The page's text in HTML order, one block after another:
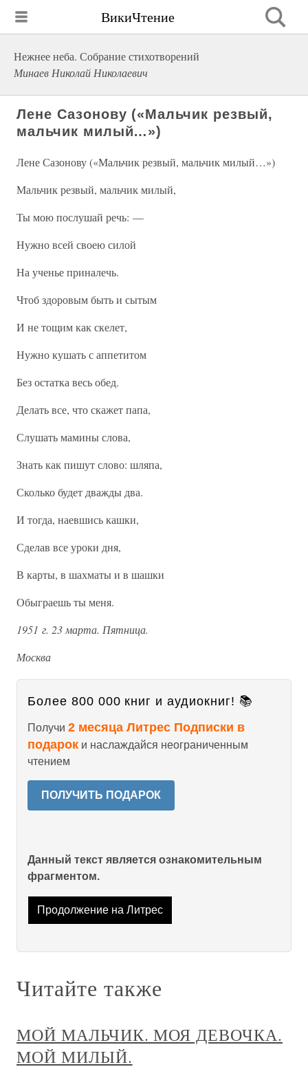
ВикиЧтение
Нежнее неба. Собрание стихотворений
Минаев Николай Николаевич
Лене Сазонову («Мальчик резвый,
мальчик милый…»)
Лене Сазонову («Мальчик резвый, мальчик милый…»)
Мальчик резвый, мальчик милый,
Ты мою послушай речь: —
Нужно всей своею силой
На ученье приналечь.
Чтоб здоровым быть и сытым
И не тощим как скелет,
Нужно кушать с аппетитом
Без остатка весь обед.
Делать все, что скажет папа,
Слушать мамины слова,
Знать как пишут слово: шляпа,
Сколько будет дважды два.
И тогда, наевшись кашки,
Сделав все уроки дня,
В карты, в шахматы и в шашки
Обыграешь ты меня.
1951 г. 23 марта. Пятница.
Москва
Более 800 000 книг и аудиокниг! 📚
Получи 2 месяца Литрес Подписки в
подарок и наслаждайся неограниченным
чтением
ПОЛУЧИТЬ ПОДАРОК
Данный текст является ознакомительным
фрагментом.
Продолжение на Литрес
Читайте также
МОЙ МАЛЬЧИК. МОЯ ДЕВОЧКА.
МОЙ МИЛЫЙ.